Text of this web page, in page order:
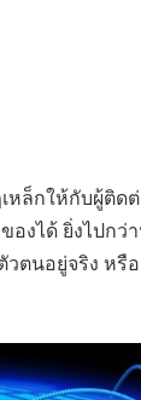
ล็กให้กับผู้ติดต่
องได้ ยิ่งไปก
ตนอยู่จริง หรื